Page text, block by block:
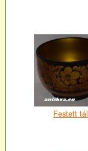
Festett tál